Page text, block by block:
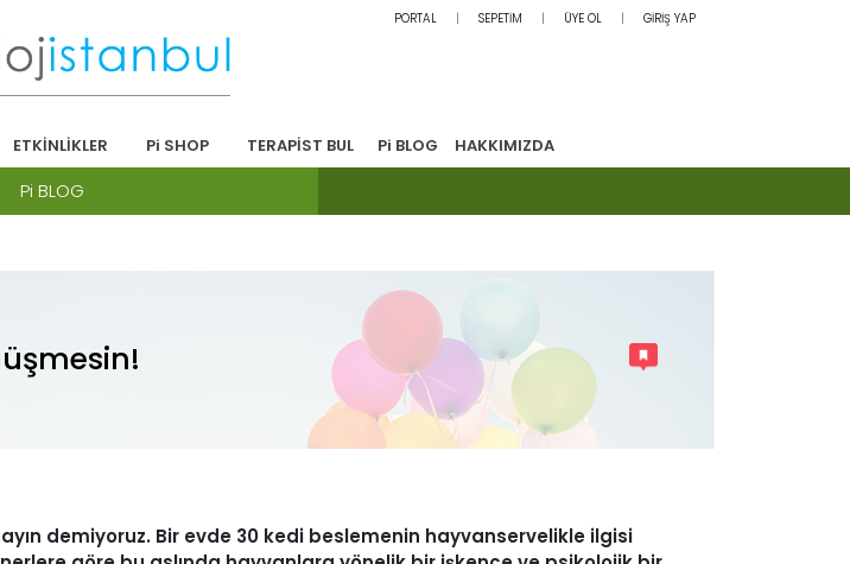
PORTAL SEPETİM ÜYE OL GİRİŞ YAP
ETKİNLİKLER Pi SHOP TERAPİST BUL Pi BLOG HAKKIMIZDA
Pi BLOG
demiyoruz. Bir evde 30 kedi beslemenin hayvanservelikle ilgisi